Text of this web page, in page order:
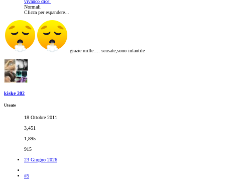
vivanco dice:
Normali
Clicca per espandere...
grazie mille…. scusate,sono infantile
kiske 202
Utente
18 Ottobre 2011
3,451
1,895
915
23 Giugno 2026
#5